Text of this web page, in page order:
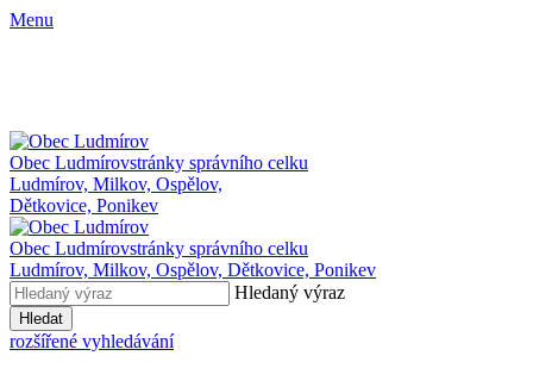
Menu
Obec Ludmírovstránky správního celku
Ludmírov, Milkov, Ospělov,
Dětkovice, Ponikev
Obec Ludmírovstránky správního celku
Ludmírov, Milkov, Ospělov, Dětkovice, Ponikev
Hledaný výraz
Hledat
rozšířené vyhledávání